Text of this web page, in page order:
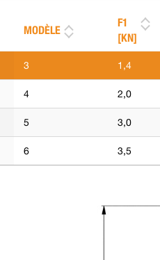
MODÈLE
F1
[KN]
3 1,4
4 2,0
5 3,0
6 3,5